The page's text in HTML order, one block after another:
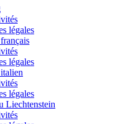
légales
légales
légales
Liechtenstein